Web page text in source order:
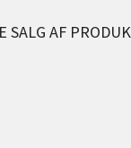
SALG AF